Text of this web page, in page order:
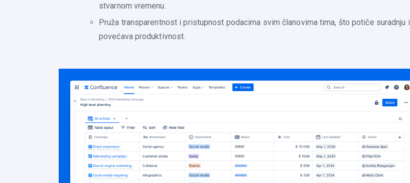
stvarnom vremenu.
Pruža transparentnost i pristupnost podacima svim članovima tima, što potiče suradnju i
povećava produktivnost.